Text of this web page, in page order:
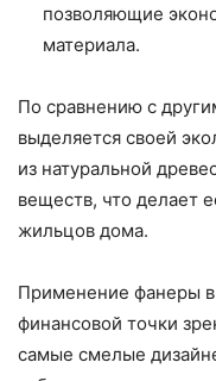
позволяющие
материала.
По сравнению с
выделяется своей
из натуральной
веществ, что делает
жильцов дома.
Применение фанеры в
финансовой точки
самые смелые